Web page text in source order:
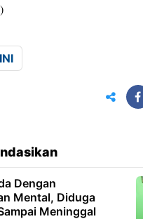
Dengan
Mental, Diduga
Meninggal